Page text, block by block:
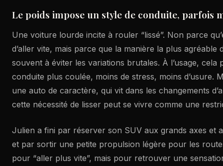
Le poids impose un style de conduite, parfois
Une voiture lourde incite à rouler “lissé”. Non parce
d’aller vite, mais parce que la manière la plus agréable
souvent à éviter les variations brutales. À l’usage, cela
conduite plus coulée, moins de stress, moins d’usure.
une auto de caractère, qui vit dans les changements
cette nécessité de lisser peut se vivre comme une
Julien a fini par réserver son SUV aux grands axes et
et par sortir une petite propulsion légère pour les
pour “aller plus vite”, mais pour retrouver une